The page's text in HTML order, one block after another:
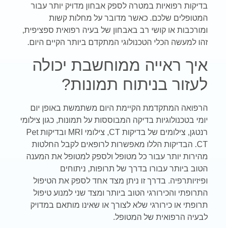
בדיקות רפואיות במטרה לספק אבחון מדויק יותר עבור
המטופלים שלכם. כאשר מדובר על מחלות קשות
ומורכבות או קושי רב באבחון של בעיה רפואית ספציפית,
זהו למעשה הכלי הטכנולוגי המתקדם ביותר הקיים היום.
איך ראייה ממוחשבת יכולה
לעזור בניתוח תמונות?
הרפואה המתקדמת הקיימת היום משתמשת באופן יום
יומי בטכנולוגיות בדיקה המבוססות על תמונות, כגון צילומי
רנטגן, צילומים של בדיקות CT, צילומי MRI ובדיקות Pet
CT. הבדיקות הללו מאפשרות לרופאים לקבל החלטות
מהירות יותר עבור כל מטופל ולספק למטופל את המענה
הטוב ביותר עבורו בדרך של תרופות, ניתוחים
ופיזיותרפיה. בדרך זו ניתן מצד אחד לספק את הטיפול
התרופתי והכירורגי הטוב ביותר ומצד שני למנוע טיפול
תרופתי או כירורגי שלא לצורך או שאינו מותאם במדויק
לבעיה הרפואית של המטופל.